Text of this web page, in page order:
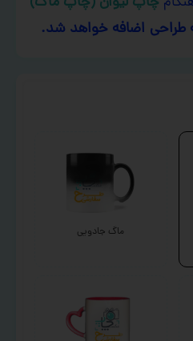
طراحی اضافه خواهد شد.
ماگ جادویی